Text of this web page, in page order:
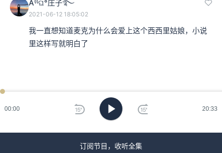
00:00 20:33
A⁽⁽ଘ°庄子࿐
2021-06-12 18:05:02
我一直想知道麦克为什么会爱上这个西西里姑娘，小说
里这样写就明白了
订阅节目，收听全集